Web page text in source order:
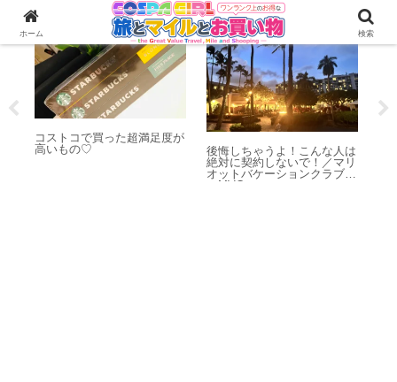
お買い物・購入品
コストコで買った超満足度が
高いもの♡
後悔しちゃうよ！こんな人は
絶対に契約しないで！／マリ
オットバケーションクラブ
（MVC）
ホーム 検索